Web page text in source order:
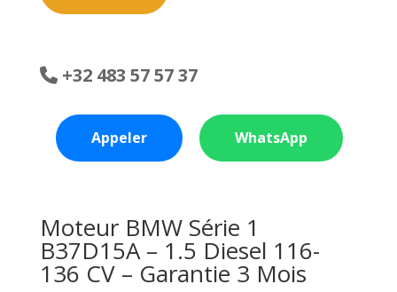
+32 483 57 57 37
Appeler WhatsApp
Moteur BMW Série 1
B37D15A – 1.5 Diesel 116-
136 CV – Garantie 3 Mois